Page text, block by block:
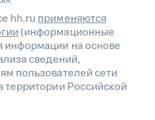
hh.ru применяются
(информационные
информации на основе
сведений,
пользователей сети
территории Российской